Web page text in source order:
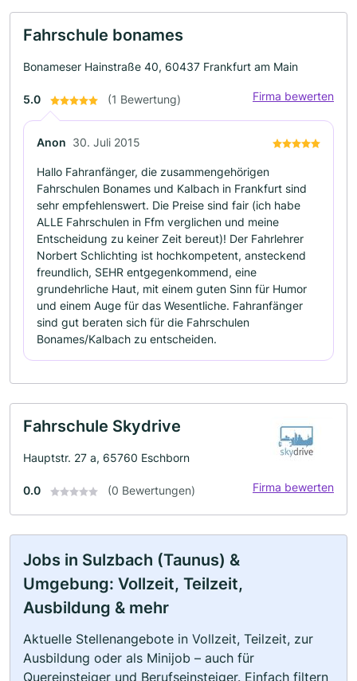
Fahrschule bonames
Bonameser Hainstraße 40, 60437 Frankfurt am Main
5.0 (1 Bewertung) Firma bewerten
Anon 30. Juli 2015
Hallo Fahranfänger, die zusammengehörigen
Fahrschulen Bonames und Kalbach in Frankfurt sind
sehr empfehlenswert. Die Preise sind fair (ich habe
ALLE Fahrschulen in Ffm verglichen und meine
Entscheidung zu keiner Zeit bereut)! Der Fahrlehrer
Norbert Schlichting ist hochkompetent, ansteckend
freundlich, SEHR entgegenkommend, eine
grundehrliche Haut, mit einem guten Sinn für Humor
und einem Auge für das Wesentliche. Fahranfänger
sind gut beraten sich für die Fahrschulen
Bonames/Kalbach zu entscheiden.
Fahrschule Skydrive
Hauptstr. 27 a, 65760 Eschborn
0.0 (0 Bewertungen) Firma bewerten
Jobs in Sulzbach (Taunus) &
Umgebung: Vollzeit, Teilzeit,
Ausbildung & mehr
Aktuelle Stellenangebote in Vollzeit, Teilzeit, zur
Ausbildung oder als Minijob – auch für
Quereinsteiger und Berufseinsteiger. Einfach filtern